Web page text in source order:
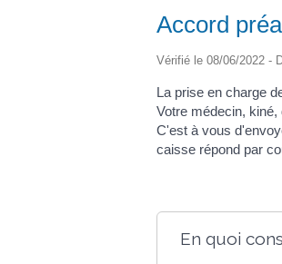
Accord
Vérifié le 08/06/2022 -
La prise en charge
Votre médecin,
C'est à vous
caisse répond par
En quoi